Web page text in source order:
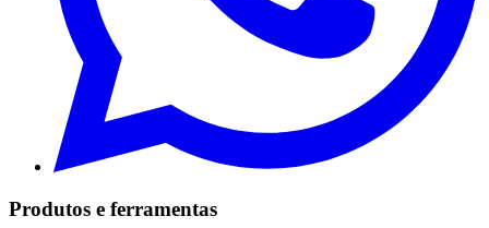
Produtos e ferramentas